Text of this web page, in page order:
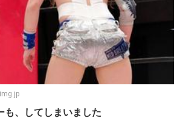
も、してしまいました